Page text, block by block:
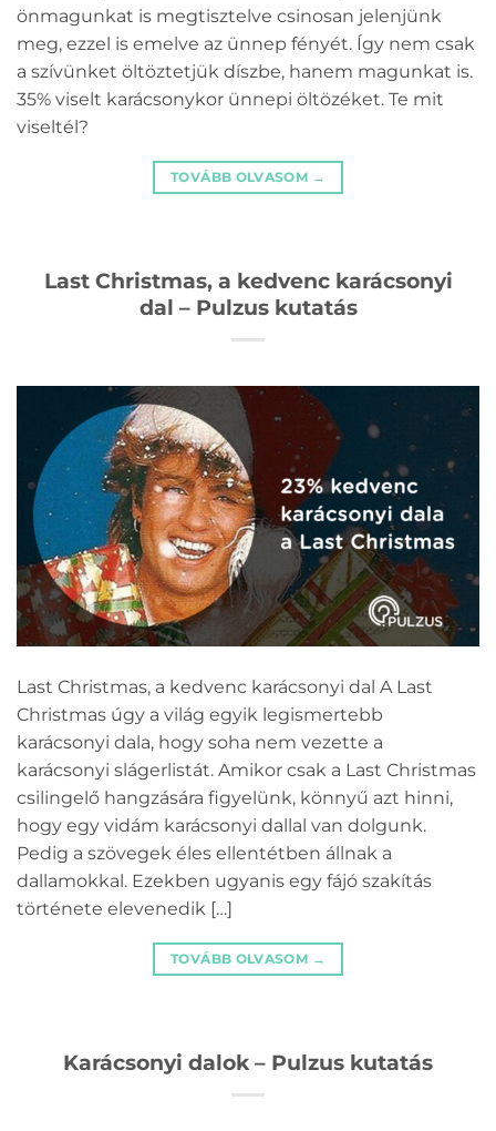
önmagunkat is megtisztelve csinosan jelenjünk
meg, ezzel is emelve az ünnep fényét. Így nem csak
a szívünket öltöztetjük díszbe, hanem magunkat is.
35% viselt karácsonykor ünnepi öltözéket. Te mit
viseltél?
TOVÁBB OLVASOM →
Last Christmas, a kedvenc karácsonyi
dal – Pulzus kutatás
Last Christmas, a kedvenc karácsonyi dal A Last
Christmas úgy a világ egyik legismertebb
karácsonyi dala, hogy soha nem vezette a
karácsonyi slágerlistát. Amikor csak a Last Christmas
csilingelő hangzására figyelünk, könnyű azt hinni,
hogy egy vidám karácsonyi dallal van dolgunk.
Pedig a szövegek éles ellentétben állnak a
dallamokkal. Ezekben ugyanis egy fájó szakítás
története elevenedik […]
TOVÁBB OLVASOM →
Karácsonyi dalok – Pulzus kutatás